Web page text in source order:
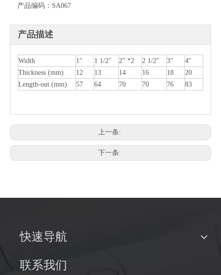
产品编码： SA067
产品描述
Width 1" 1 1/2" 2" *2 2 1/2" 3"
4"
Thickness (mm)
12 13 14 16 18
20
Length-out (mm)
57 64 70 70 76 83
上一条:
下一条:
快速导航
联系我们